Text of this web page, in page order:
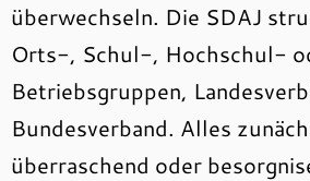
überwechseln. Die SDAJ
Orts-, Schul-, Hochschul-
Betriebsgruppen,
Bundesverband. Alles
überraschend oder